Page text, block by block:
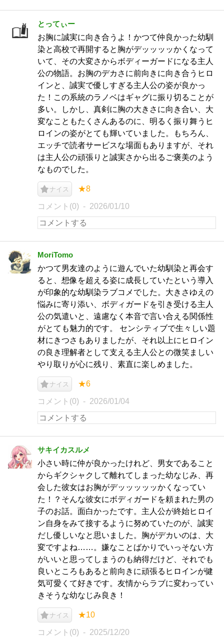
とってぃー
お胸に誠実に向き合うよ！かつて仲良かった幼馴
染と高校で再開すると胸がデッッッッかくなって
いて、その大変さからボディーガードになる主人
公の物語。お胸のデカさに前向きに向き合うヒロ
インと、誠実で優しすぎる主人公の姿が良かっ
た！この系統のラノベはギャグに振り切ることが
多い。しかし、真剣に胸の大きさに向き合い、大
変なこともたくさんあるのに、明るく振り舞うヒ
ロインの姿がとても輝いていました。もちろん、
エッチで読者サービスな場面もありますが、それ
は主人公の頑張りと誠実さから出るご褒美のよう
なものでした。
ナイス ★8
コメント(0) 2026/01/10
MoriTomo
かつて男友達のように遊んでいた幼馴染と再会す
ると、想像を超える姿に成長していたという導入
が印象的な幼馴染ラブコメでした。大きさゆえの
悩みに寄り添い、ボディガードを引き受ける主人
公の気遣いと、遠慮なく本音で言い合える関係性
がとても魅力的です。 センシティブで生々しい題
材にきつさもありましたが、それ以上にヒロイン
の良き理解者として支える主人公との微笑ましい
やり取りが心に残り、素直に楽しめました。
ナイス ★6
コメント(0) 2026/01/04
サキイカスルメ
小さい時に仲が良かったけれど、男女であること
からギクシャクして離れてしまった幼なじみ、再
会した彼女はお胸がデッッッッッかくなってい
た！？そんな彼女にボディガードを頼まれた男の
子のお話。面白かったです。主人公が終始ヒロイ
ン自身をみて接するように努めていたのが、誠実
だし優しいなと思いました。胸がデカいのは、大
変ですよね……。嫌なことばかりでいっそない方
がいいと思ってしまうのも納得だけど、それでも
良いところもあると前向きに頑張るヒロインが健
気可愛くて好きです。友情からラブに変わってい
きそうな幼なじみ良き！
ナイス ★10
コメント(0) 2025/12/20